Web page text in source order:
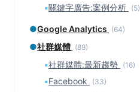
▪關鍵字廣告:案例分析 (5)
●Google Analytics (64)
●社群媒體 (89)
▪社群媒體:最新趨勢 (16)
▪Facebook (33)